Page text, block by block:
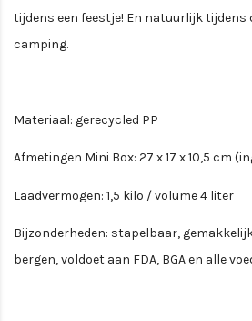
tijdens een feestje! En natuurlijk tijdens
camping.
Materiaal: gerecycled PP
Afmetingen Mini Box: 27 x 17 x 10,5 cm
Laadvermogen: 1,5 kilo / volume 4 liter
Bijzonderheden: stapelbaar,
bergen, voldoet aan FDA, BGA en alle